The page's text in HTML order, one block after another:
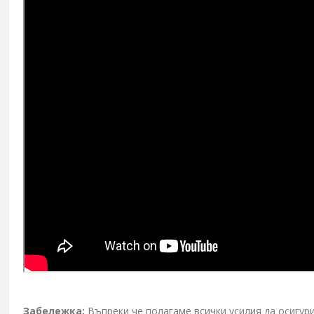
Забележка: Въпреки че полагаме всички усилия да